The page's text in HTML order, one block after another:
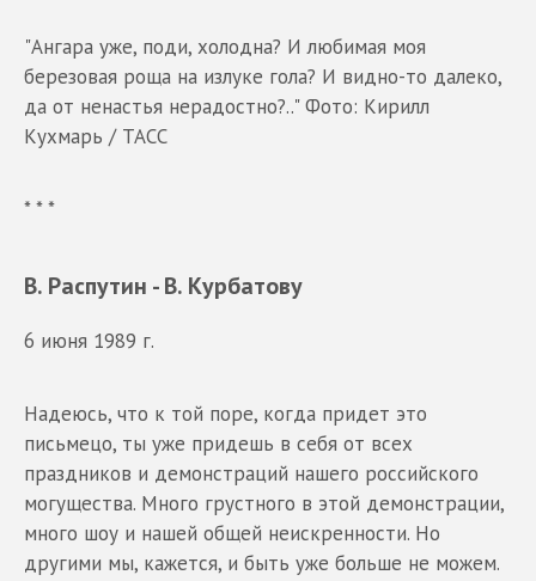
"Ангара уже, поди, холодна? И любимая моя
березовая роща на излуке гола? И видно-то далеко,
да от ненастья нерадостно?.." Фото: Кирилл
Кухмарь / ТАСС
* * *
В. Распутин - В. Курбатову
6 июня 1989 г.
Надеюсь, что к той поре, когда придет это
письмецо, ты уже придешь в себя от всех
праздников и демонстраций нашего российского
могущества. Много грустного в этой демонстрации,
много шоу и нашей общей неискренности. Но
другими мы, кажется, и быть уже больше не можем.